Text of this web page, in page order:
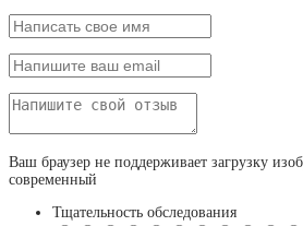
Ваш браузер не поддерживает загрузку
современный
Тщательность обследования